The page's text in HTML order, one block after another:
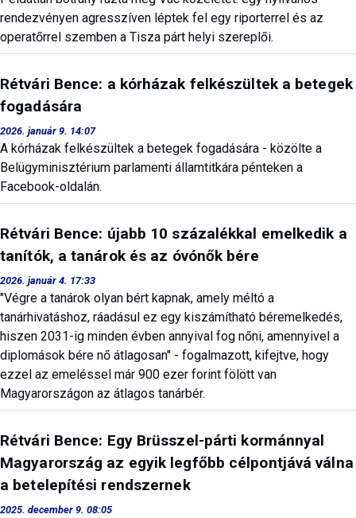
rendezvényen agresszíven léptek fel egy riporterrel és az
operatőrrel szemben a Tisza párt helyi szereplői.
Rétvári Bence: a kórházak felkészültek a betegek
fogadására
2026. január 9. 14:07
A kórházak felkészültek a betegek fogadására - közölte a
Belügyminisztérium parlamenti államtitkára pénteken a
Facebook-oldalán.
Rétvári Bence: újabb 10 százalékkal emelkedik a
tanítók, a tanárok és az óvónők bére
2026. január 4. 17:33
"Végre a tanárok olyan bért kapnak, amely méltó a
tanárhivatáshoz, ráadásul ez egy kiszámítható béremelkedés,
hiszen 2031-ig minden évben annyival fog nőni, amennyivel a
diplomások bére nő átlagosan" - fogalmazott, kifejtve, hogy
ezzel az emeléssel már 900 ezer forint fölött van
Magyarországon az átlagos tanárbér.
Rétvári Bence: Egy Brüsszel-párti kormánnyal
Magyarország az egyik legfőbb célpontjává válna
a betelepítési rendszernek
2025. december 9. 08:05